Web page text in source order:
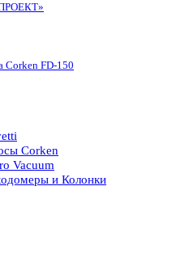
Corken FD-150
Corken
Vacuum
и Колонки